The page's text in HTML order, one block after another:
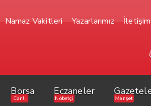
Namaz Vakitleri Yazarlarımız İletişim
Borsa
Canlı
Eczaneler
Nöbetçi Manşet